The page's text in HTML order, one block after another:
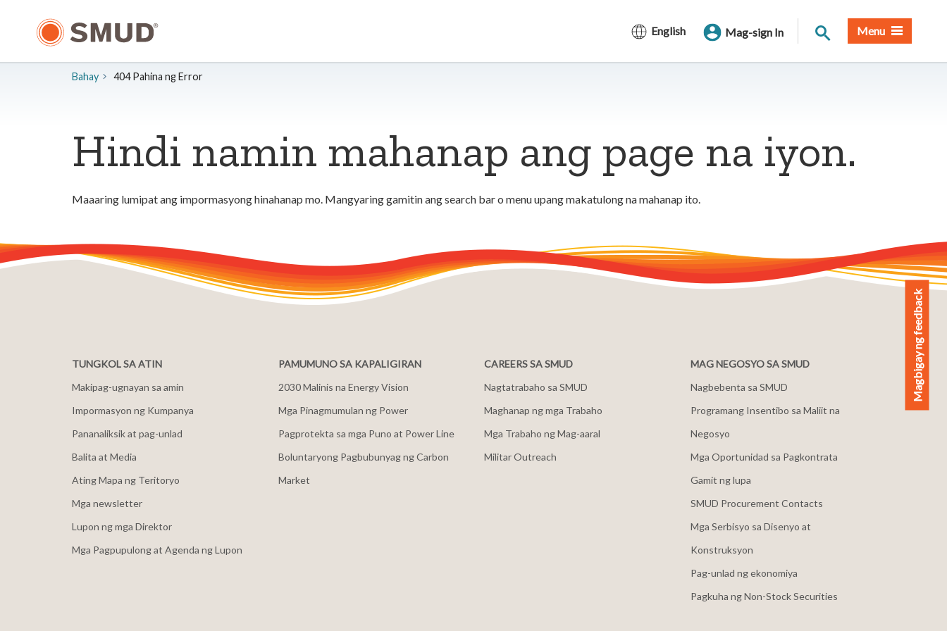
Pangunahing
English Mag-sign In Paghahanap sa Site
Menu
Bahay 404 Pahina ng Error
Hindi namin mahanap ang page na iyon.
Maaaring lumipat ang impormasyong hinahanap mo. Mangyaring gamitin ang search bar o menu upang makatulong na mahanap ito.
TUNGKOL SA ATIN
Makipag-ugnayan sa amin
Impormasyon ng Kumpanya
Pananaliksik at pag-unlad
Balita at Media
Ating Mapa ng Teritoryo
Mga newsletter
Lupon ng mga Direktor
Mga Pagpupulong at Agenda ng Lupon
PAMUMUNO SA KAPALIGIRAN
2030 Malinis na Energy Vision
Mga Pinagmumulan ng Power
Pagprotekta sa mga Puno at Power Line
Boluntaryong Pagbubunyag ng Carbon
Market
CAREERS SA SMUD
Nagtatrabaho sa SMUD
Maghanap ng mga Trabaho
Mga Trabaho ng Mag-aaral
Militar Outreach
MAG NEGOSYO SA SMUD
Nagbebenta sa SMUD
Programang Insentibo sa Maliit na
Negosyo
Mga Oportunidad sa Pagkontrata
Gamit ng lupa
SMUD Procurement Contacts
Mga Serbisyo sa Disenyo at
Konstruksyon
Pag-unlad ng ekonomiya
Pagkuha ng Non-Stock Securities
Magbigay ng feedback